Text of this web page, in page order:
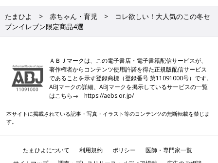
たまひよ 赤ちゃん・育児
コレ欲しい！大人気のこの冬セ
ブンイレブン限定商品4選
ＡＢＪマークは、この電子書店・電子書籍配信サービスが、
著作権者からコンテンツ使用許諾を得た正規版配信サービス
であることを示す登録商標（登録番号 第11091000号）です。
ABJマークの詳細、ABJマークを掲示しているサービスの一覧
はこちら→https://aebs.or.jp/
本サイトに掲載されている記事・写真・イラスト等のコンテンツの無断転載を禁じま
す。
たまひよについて 利用規約 ポリシー
医師・専門家一覧